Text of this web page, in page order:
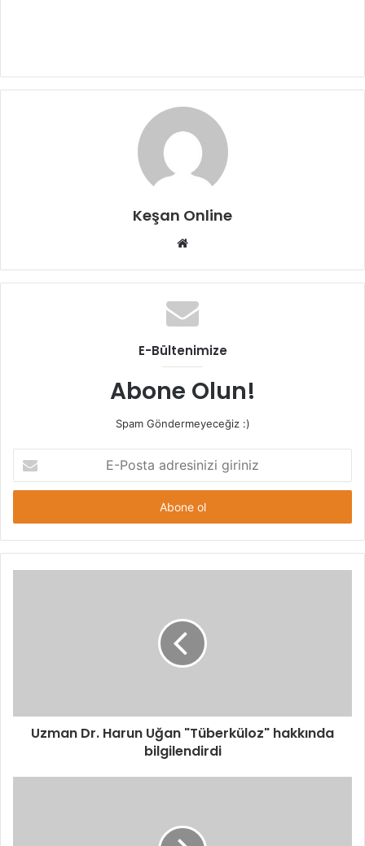
Keşan Online
Web
E-Bültenimize
Abone Olun!
Spam Göndermeyeceğiz :)
Posta
adresinizi
Uzman Dr. Harun Uğan "Tüberküloz" hakkında
bilgilendirdi